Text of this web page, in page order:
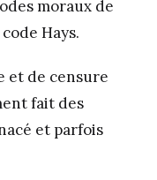
moraux de
Hays.
et de censure
fait des
et parfois